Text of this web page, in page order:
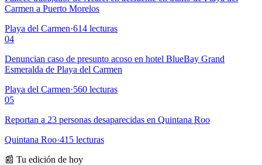
Carmen a Puerto Morelos
Playa del Carmen·614 lecturas
04
Denuncian caso de presunto acoso en hotel BlueBay Grand
Esmeralda de Playa del Carmen
Playa del Carmen·560 lecturas
05
Reportan a 23 personas desaparecidas en Quintana Roo
Quintana Roo·415 lecturas
📰 Tu edición de hoy